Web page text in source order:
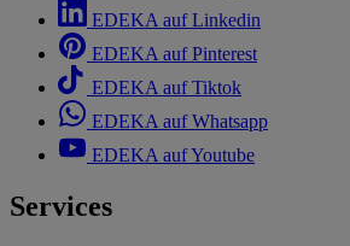
EDEKA auf Linkedin
EDEKA auf Pinterest
EDEKA auf Tiktok
EDEKA auf Whatsapp
EDEKA auf Youtube
Services